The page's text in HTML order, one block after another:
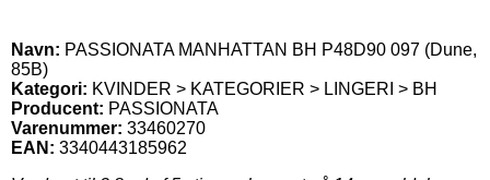
Navn: PASSIONATA MANHATTAN BH P48D90 097 (Dune,
85B)
Kategori: KVINDER > KATEGORIER > LINGERI > BH
Producent: PASSIONATA
Varenummer: 33460270
EAN: 3340443185962